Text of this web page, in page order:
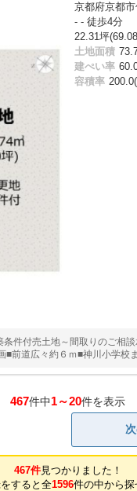
京都府京都
- - 徒歩4分
22.31坪
土地面積
建ぺい率
容積率
条件付売土地～間取りのご相
■前道広々約６ｍ■神川小学校
467件中1～20件を表示
467件見つかりました！
すると全1596件の中から探